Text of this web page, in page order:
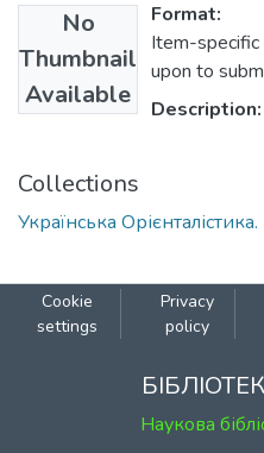
No
Thumbnail
Available
Format:
Item-specific
upon to
Description:
Collections
Українська
Cookie
settings
Privacy
policy
Наукова